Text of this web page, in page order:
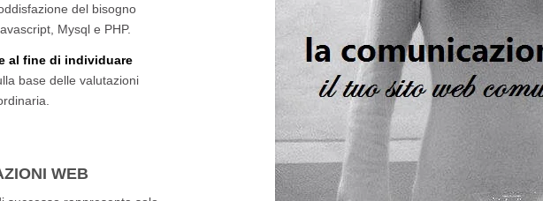
del bisogno
Mysql e PHP.
al fine di individuare
base delle valutazioni
WEB